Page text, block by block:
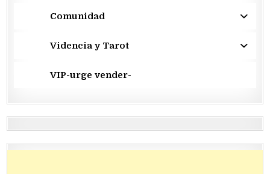
Comunidad
Videncia y Tarot
VIP-urge vender-